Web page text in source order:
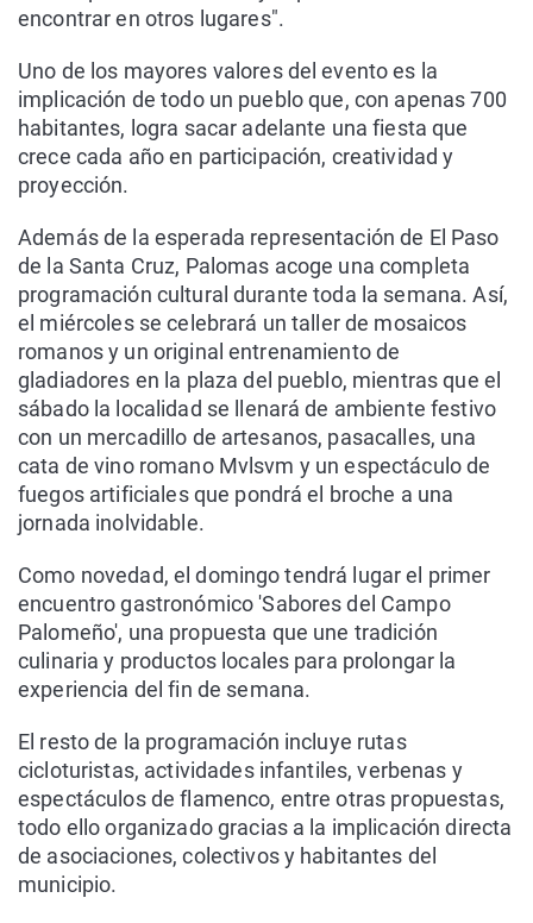
encontrar en otros lugares".
Uno de los mayores valores del evento es la
implicación de todo un pueblo que, con apenas 700
habitantes, logra sacar adelante una fiesta que
crece cada año en participación, creatividad y
proyección.
Además de la esperada representación de El Paso
de la Santa Cruz, Palomas acoge una completa
programación cultural durante toda la semana. Así,
el miércoles se celebrará un taller de mosaicos
romanos y un original entrenamiento de
gladiadores en la plaza del pueblo, mientras que el
sábado la localidad se llenará de ambiente festivo
con un mercadillo de artesanos, pasacalles, una
cata de vino romano Mvlsvm y un espectáculo de
fuegos artificiales que pondrá el broche a una
jornada inolvidable.
Como novedad, el domingo tendrá lugar el primer
encuentro gastronómico 'Sabores del Campo
Palomeño', una propuesta que une tradición
culinaria y productos locales para prolongar la
experiencia del fin de semana.
El resto de la programación incluye rutas
cicloturistas, actividades infantiles, verbenas y
espectáculos de flamenco, entre otras propuestas,
todo ello organizado gracias a la implicación directa
de asociaciones, colectivos y habitantes del
municipio.